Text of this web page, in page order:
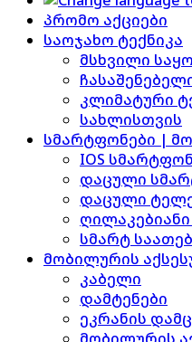
პრომო აქციები
საოჯახო ტექნიკა
მსხვილი
კლიმატური
სახლისთვის
სმარტფონები |
IOS
დაცული
დაცული
სმარტ
მობილურის
კაბელი
დამტენები
ეკრანის